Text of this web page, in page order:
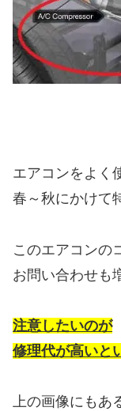
エアコンをよく
春～秋にかけて
このエアコンの
お問い合わせも
注意したいのが
修理代が高いと
上の画像にもあ